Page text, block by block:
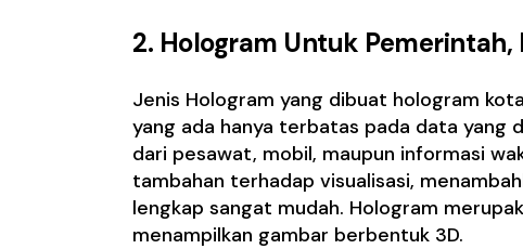
2. Hologram Untuk
Jenis Hologram yang dibuat hologram
yang ada hanya terbatas pada data yang
dari pesawat, mobil, maupun informasi
tambahan terhadap visualisasi,
lengkap sangat mudah. Hologram
menampilkan gambar berbentuk 3D.